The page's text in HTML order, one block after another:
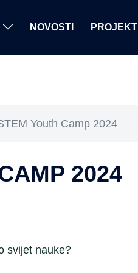
NOVOSTI PROJEKTI
Youth Camp 2024
2024
svijet nauke?